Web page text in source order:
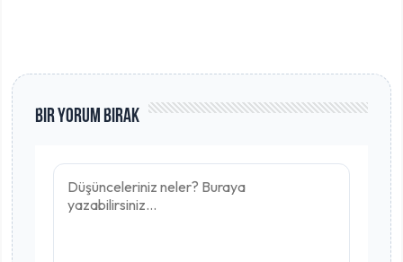
Bir Yorum Bırak